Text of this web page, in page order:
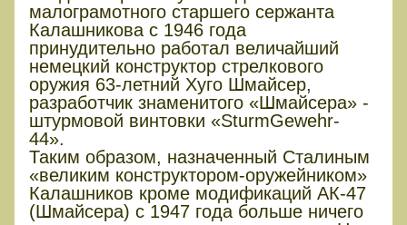
малограмотного старшего сержанта
Калашникова с 1946 года
принудительно работал величайший
немецкий конструктор стрелкового
оружия 63-летний Хуго Шмайсер,
разработчик знаменитого «Шмайсера» -
штурмовой винтовки «SturmGewehr-
44».
Таким образом, назначенный Сталиным
«великим конструктором-оружейником»
Калашников кроме модификаций АК-47
(Шмайсера) с 1947 года больше ничего